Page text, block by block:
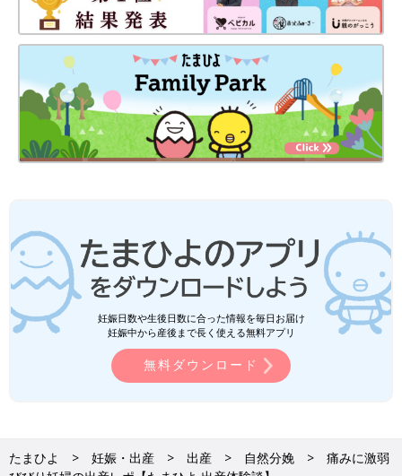
は、もっとたくさんの「出産レポート」を読むことができます！
また、同じ出産予定月の人と情報交換ができる「同期ルーム」も
ありますので、ぜひ活用してみてくださいね。
たまひよのアプリ「まいにちのたまひよ」は、【たまひよアプ
リ】でストア検索してもDLできます！
●この記事は個人の体験記です。
●記事の内容は2025年8月の情報で、現在と異なる場合がありま
す。
妊娠日数や生後日数に合った情報を毎日お届け
妊娠中から産後まで長く使える無料アプリ
無料ダウンロード
たまひよ 妊娠・出産 出産 自然分娩
痛みに激弱